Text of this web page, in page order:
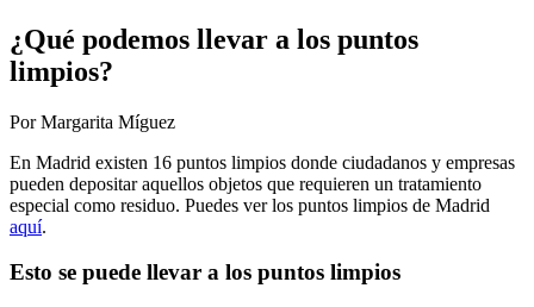
¿Qué podemos llevar a los puntos
limpios?
Por Margarita Míguez
En Madrid existen 16 puntos limpios donde ciudadanos y empresas
pueden depositar aquellos objetos que requieren un tratamiento
especial como residuo. Puedes ver los puntos limpios de Madrid
aquí.
Esto se puede llevar a los puntos limpios